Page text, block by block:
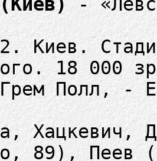
Киев.
18 000
Полл, -
Хацкевич,
89), Пеев